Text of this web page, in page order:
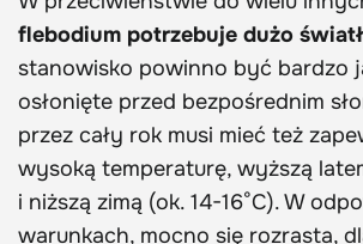
flebodium potrzebuje dużo
stanowisko powinno być bardzo
osłonięte przed bezpośrednim
przez cały rok musi mieć też
wysoką temperaturę, wyższą
i niższą zimą (ok. 14-16°C). W
warunkach, mocno się rozrasta,